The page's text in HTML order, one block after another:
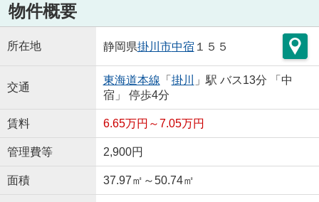
物件概要
所在地 静岡県掛川市中宿 １５５
交通
東海道本線 「 掛川
」駅 バス13分 「中
宿」 停歩4分
賃料 6.65万円～7.05万円
管理費等 2,900円
面積 37.97㎡～50.74㎡